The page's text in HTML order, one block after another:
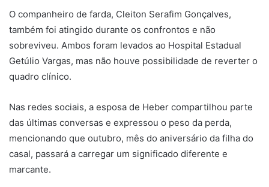
O companheiro de farda, Cleiton Serafim Gonçalves,
também foi atingido durante os confrontos e não
sobreviveu. Ambos foram levados ao Hospital Estadual
Getúlio Vargas, mas não houve possibilidade de reverter o
quadro clínico.
Nas redes sociais, a esposa de Heber compartilhou parte
das últimas conversas e expressou o peso da perda,
mencionando que outubro, mês do aniversário da filha do
casal, passará a carregar um significado diferente e
marcante.